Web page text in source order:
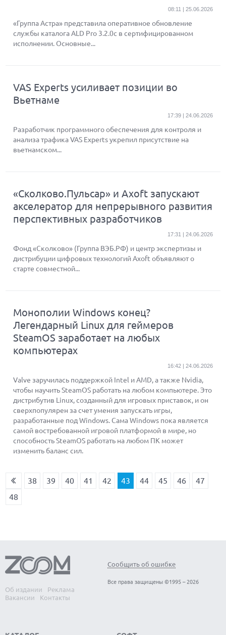
08:11 | 25.06.2026
«Группа Астра» представила оперативное обновление
службы каталога ALD Pro 3.2.0c в сертифицированном
исполнении. Основные...
VAS Experts усиливает позиции во
Вьетнаме
17:39 | 24.06.2026
Разработчик программного обеспечения для контроля и
анализа трафика VAS Experts укрепил присутствие на
вьетнамском...
«Сколково.Пульсар» и Axoft запускают
акселератор для непрерывного развития
перспективных разработчиков
17:31 | 24.06.2026
Фонд «Сколково» (Группа ВЭБ.РФ) и центр экспертизы и
дистрибуции цифровых технологий Axoft объявляют о
старте совместной...
Монополии Windows конец?
Легендарный Linux для геймеров
SteamOS заработает на любых
компьютерах
16:42 | 24.06.2026
Valve заручилась поддержкой Intel и AMD, а также Nvidia,
чтобы научить SteamOS работать на любом компьютере. Это
дистрибутив Linux, созданный для игровых приставок, и он
сверхпопулярен за счет умения запускать игры,
разработанные под Windows. Сама Windows пока является
самой востребованной игровой платформой в мире, но
способность SteamOS работать на любом ПК может
изменить баланс сил.
38 39 40 41 42 43 44 45 46
47
48
Об издании
Реклама
Вакансии
Контакты
Сообщить об ошибке
Все права защищены ©1995 – 2026